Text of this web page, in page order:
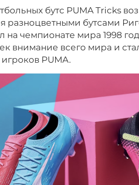
бутс PUMA Tricks
разноцветными бутсами
на чемпионате мира 1998
внимание всего мира и
PUMA.